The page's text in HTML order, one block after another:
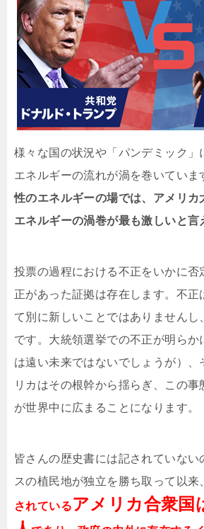
様々な国の状況や「パンデミック」
エネルギーの流れが渦を巻いていま
性のエネルギーの場では、アメリカ
エネルギーの渦巻が最も激しいと言
投票の過程における不正をいかに否
正があった証拠は存在します。不正
て別に新しいことではありませんし
です。大統領選挙での不正が明らか
は遠い未来ではないでしょうが）、
リカはその根幹から揺らぎ、この事
が世界中に広まることになります。
皆さんの歴史書には記されていない
スの植民地が独立を勝ち取って以来
されているアメリカ合衆国